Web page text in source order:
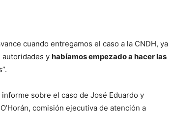
cuando entregamos el caso a la CNDH, ya
autoridades y habíamos empezado a hacer las
sobre el caso de José Eduardo y
comisión ejecutiva de atención a